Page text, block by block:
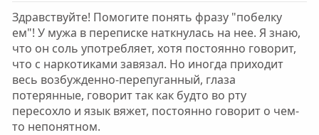
ы
л
а
Здравствуйте! Помогите понять фразу "побелку
ем"! У мужа в переписке наткнулась на нее. Я знаю,
что он соль употребляет, хотя постоянно говорит,
что с наркотиками завязал. Но иногда приходит
весь возбужденно-перепуганный, глаза
потерянные, говорит так как будто во рту
пересохло и язык вяжет, постоянно говорит о чем-
то непонятном.